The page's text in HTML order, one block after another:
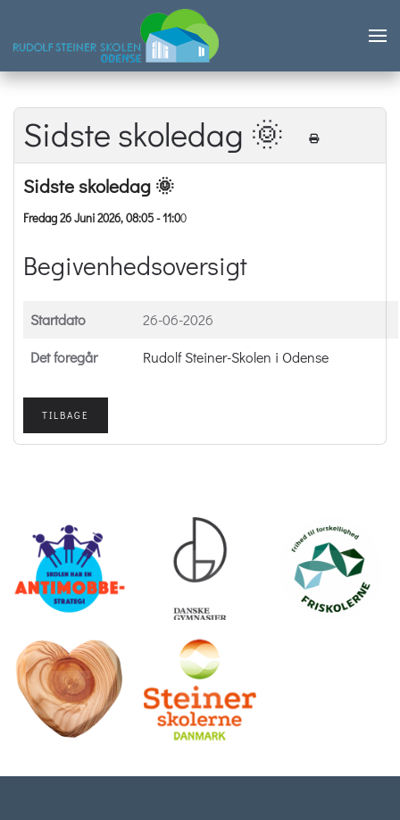
Skip to main content
Sidste skoledag 🌞
Sidste skoledag 🌞
Fredag 26 Juni 2026, 08:05 - 11:00
Begivenhedsoversigt
Startdato
26-06-2026
Det foregår
Rudolf Steiner-Skolen i Odense
TILBAGE
. .
. .